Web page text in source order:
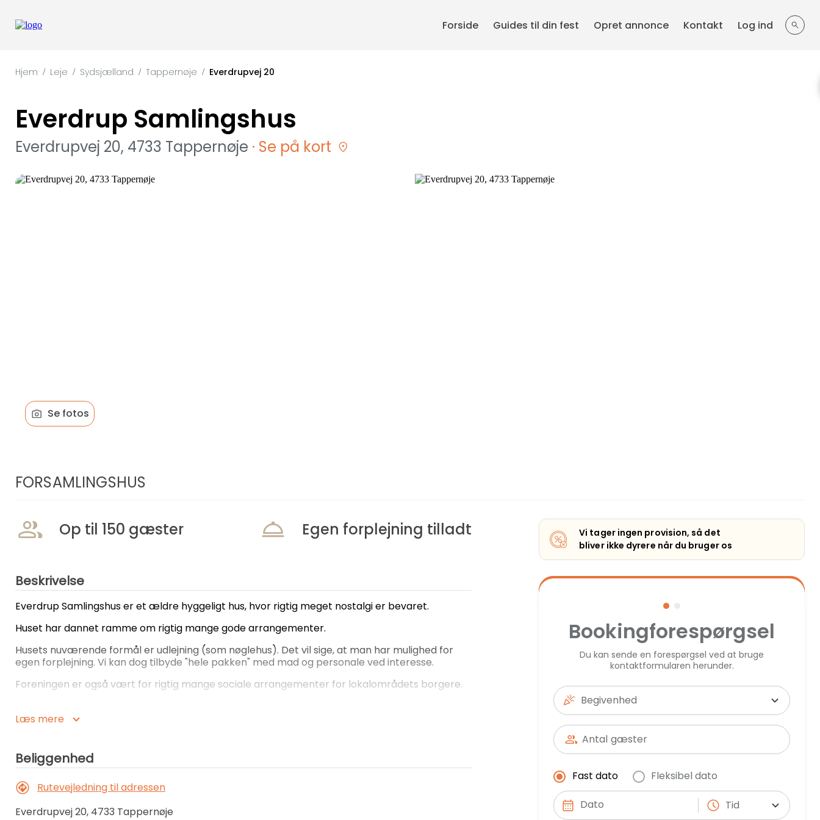
Forside Guides til din fest Opret annonce Kontakt Log ind
Hjem / Leje / Sydsjælland / Tappernøje / Everdrupvej 20
Everdrup Samlingshus
Everdrupvej 20, 4733 Tappernøje · Se på kort
Se fotos
FORSAMLINGSHUS
Op til 150 gæster Egen forplejning tilladt
Beskrivelse
Everdrup Samlingshus er et ældre hyggeligt hus, hvor rigtig meget nostalgi er bevaret.
Huset har dannet ramme om rigtig mange gode arrangementer.
Husets nuværende formål er udlejning (som nøglehus). Det vil sige, at man har mulighed for
egen forplejning. Vi kan dog tilbyde "hele pakken" med mad og personale ved interesse.
Foreningen er også vært for rigtig mange sociale arrangementer for lokalområdets borgere.
Hel weekend = klokken 16.00 dagen før - 08.00 den følgende dag efter arrangementet.
Man kan følge huset og holde sig orienteret om lokale arrangementer på Everdrup
Samlingshus facebookside.
Kontakt os gerne for yderligere spørgsmål
Læs mere
Beliggenhed
Rutevejledning til adressen
Everdrupvej 20, 4733 Tappernøje
Vi tager ingen provision, så det
bliver ikke dyrere når du bruger os
Bookingforespørgsel
Du kan sende en forespørgsel ved at bruge
kontaktformularen herunder.
Begivenhed
Antal gæster
Fast dato Fleksibel dato
Tid